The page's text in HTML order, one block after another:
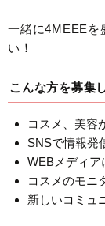
一緒に4MEEEを
い！
こんな方を募集
コスメ、美容
SNSで情報発
WEBメディア
コスメのモニ
新しいコミュ